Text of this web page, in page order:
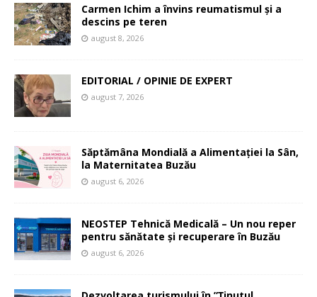
Carmen Ichim a învins reumatismul și a
descins pe teren
august 8, 2026
EDITORIAL / OPINIE DE EXPERT
august 7, 2026
Săptămâna Mondială a Alimentației la Sân,
la Maternitatea Buzău
august 6, 2026
NEOSTEP Tehnică Medicală – Un nou reper
pentru sănătate și recuperare în Buzău
august 6, 2026